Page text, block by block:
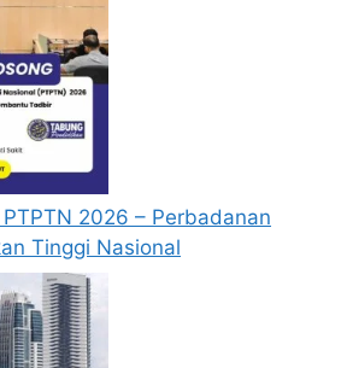
memohon semula
permohonan masih
permohonan sila
mengisi segala maklumat
dengan lengkap dan tepat.
hanya pemohon yang
akan dipanggil ke
lengkapkan dan
maklumat anda yang telah
yang tidak menerima
2026 – Perbadanan
Tinggi Nasional